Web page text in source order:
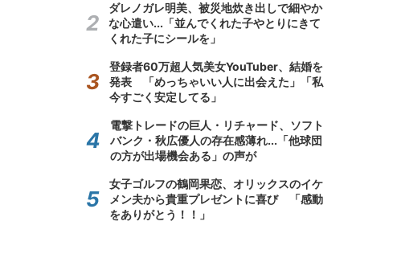
ダレノガレ明美、被災地炊き出しで細やか
な心遣い...「並んでくれた子やとりにきて
くれた子にシールを」
登録者60万超人気美女YouTuber、結婚を
発表 「めっちゃいい人に出会えた」「私
今すごく安定してる」
電撃トレードの巨人・リチャード、ソフト
バンク・秋広優人の存在感薄れ...「他球団
の方が出場機会ある」の声が
女子ゴルフの鶴岡果恋、オリックスのイケ
メン夫から貴重プレゼントに喜び 「感動
をありがとう！！」